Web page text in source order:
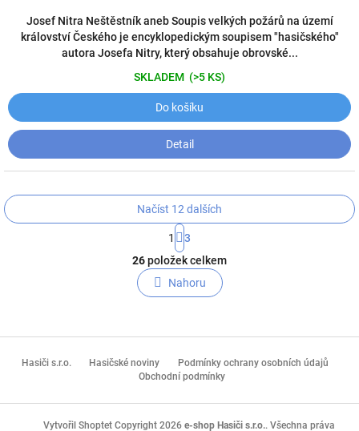
Josef Nitra Neštěstník aneb Soupis velkých požárů na území
království Českého je encyklopedickým soupisem "hasičského"
autora Josefa Nitry, který obsahuje obrovské...
SKLADEM (>5 KS)
Do košíku
Detail
O
v
l
á
í
p
v
k
Načíst 12 dalších
S
t
r
á
n
k
á
í
1
3
26položek celkem
Nahoru
a
Hasiči s.r.o. Hasičské noviny
Podmínky ochrany osobních údajů
Obchodní podmínky
Vytvořil Shoptet Copyright 2026 e-shop Hasiči s.r.o.. Všechna práva